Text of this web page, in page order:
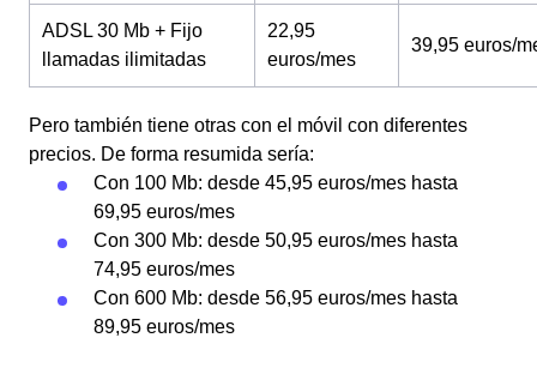
ADSL 30 Mb + Fijo
llamadas ilimitadas
22,95
euros/mes
39,95 euros/
Pero también tiene otras con el móvil con diferentes
precios. De forma resumida sería:
Con 100 Mb: desde 45,95 euros/mes hasta
69,95 euros/mes
Con 300 Mb: desde 50,95 euros/mes hasta
74,95 euros/mes
Con 600 Mb: desde 56,95 euros/mes hasta
89,95 euros/mes